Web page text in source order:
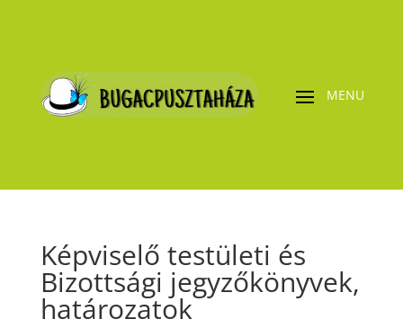
Képviselő testületi és
Bizottsági jegyzőkönyvek,
határozatok